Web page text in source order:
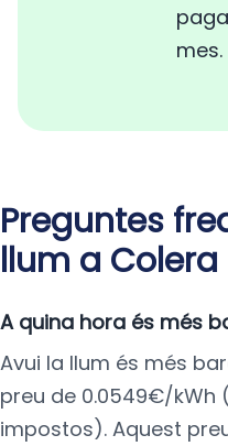
mes.
Preguntes
llum a Colera
A quina hora és més
Avui la llum és més
preu de 0.0549€/kWh
impostos). Aquest